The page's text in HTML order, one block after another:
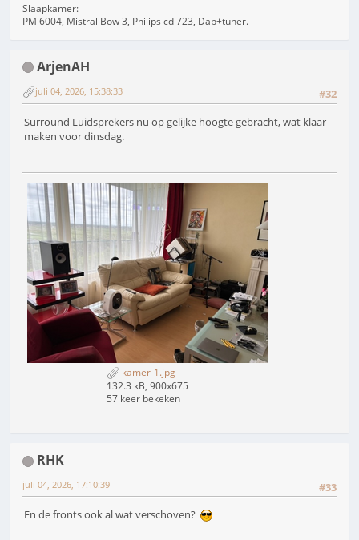
Slaapkamer:
PM 6004, Mistral Bow 3, Philips cd 723, Dab+tuner.
ArjenAH
#32
juli 04, 2026, 15:38:33
Surround Luidsprekers nu op gelijke hoogte gebracht, wat klaar
maken voor dinsdag.
kamer-1.jpg
132.3 kB, 900x675
57 keer bekeken
RHK
#33
juli 04, 2026, 17:10:39
En de fronts ook al wat verschoven?